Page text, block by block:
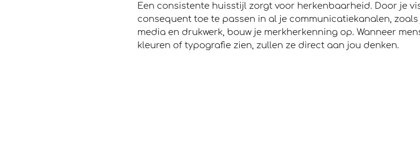
Een consistente huisstijl zorgt voor herkenbaarheid. Door je
consequent toe te passen in al je communicatiekanalen, zoals
media en drukwerk, bouw je merkherkenning op. Wanneer
kleuren of typografie zien, zullen ze direct aan jou denken.